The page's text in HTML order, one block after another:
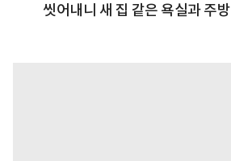
씻어내니 새 집 같은 욕실과 주방